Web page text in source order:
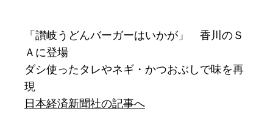
「讃岐うどんバーガーはいかが」 香川のＳ
Ａに登場
ダシ使ったタレやネギ・かつおぶしで味を再
現
日本経済新聞社の記事へ